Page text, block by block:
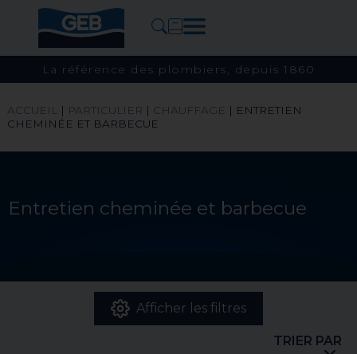
La référence des plombiers, depuis 1860
ACCUEIL | PARTICULIER | CHAUFFAGE | ENTRETIEN
CHEMINÉE ET BARBECUE
Entretien cheminée et barbecue
Afficher les filtres
TRIER PAR